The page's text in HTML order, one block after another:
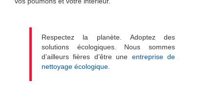
Respectez la planète. Adoptez des
solutions écologiques. Nous sommes
d’ailleurs fières d’être une entreprise de
nettoyage écologique.